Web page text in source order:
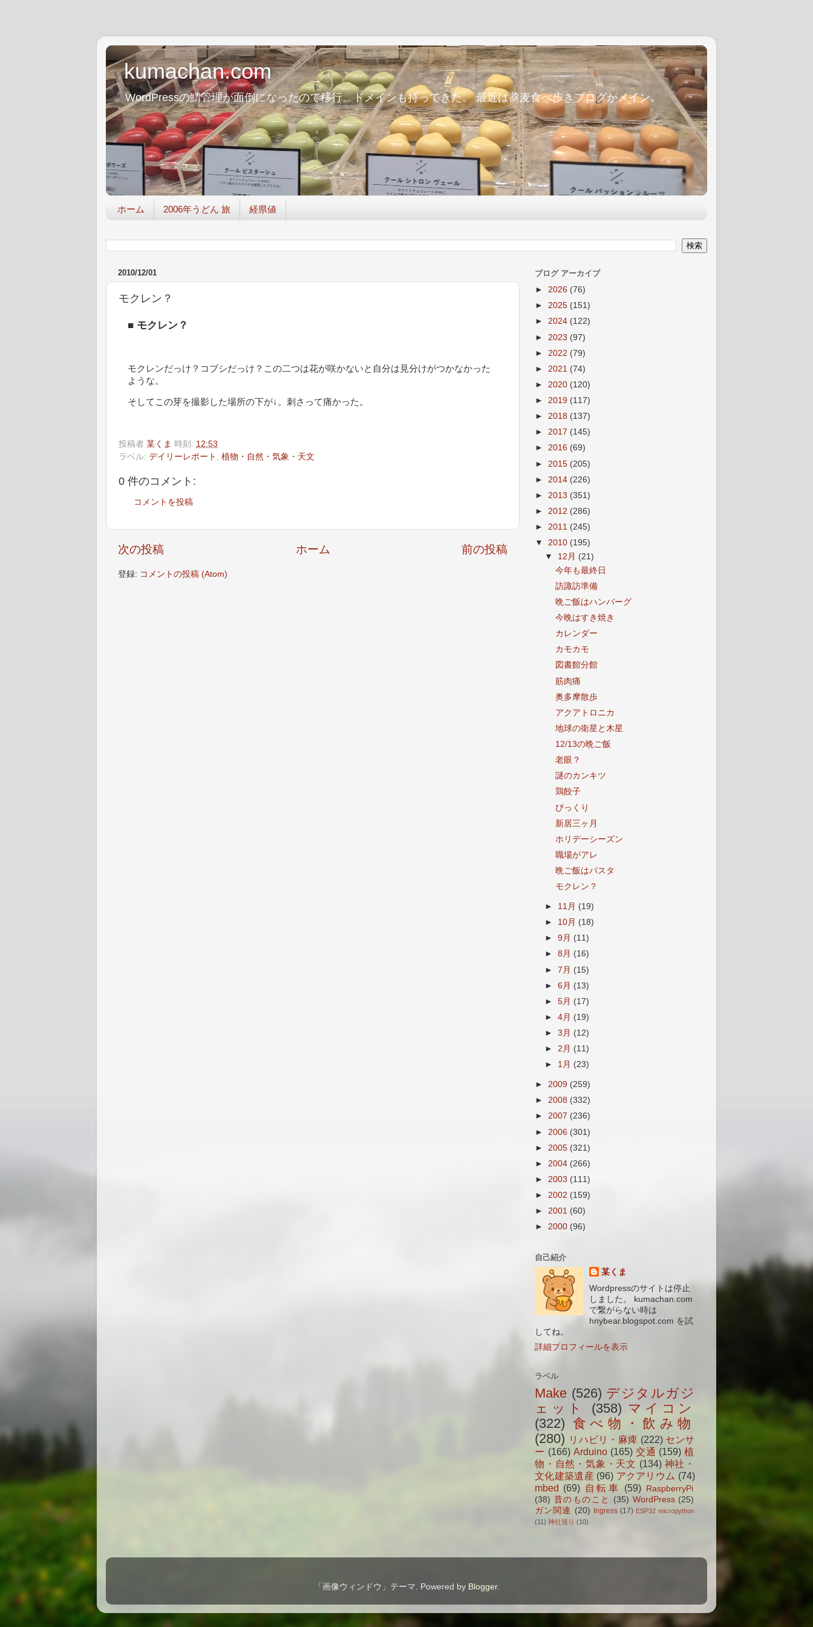
kumachan.com
WordPressの鯖管理が面倒になったので移行。ドメインも持ってきた。 最近は蕎麦食べ歩きブログがメイン。
ホーム 2006年うどん 旅 経県値
2010/12/01
モクレン？
■ モクレン？
モクレンだっけ？コブシだっけ？この二つは花が咲かないと自分は見分けがつかなかった
ような。
そしてこの芽を撮影した場所の下が↓。刺さって痛かった。
投稿者 某くま 時刻: 12:53
ラベル: デイリーレポート , 植物・自然・気象・天文
0 件のコメント:
コメントを投稿
次の投稿 前の投稿
ホーム
登録: コメントの投稿 (Atom)
ブログ アーカイブ
► 2026 (76)
► 2025 (151)
► 2024 (122)
► 2023 (97)
► 2022 (79)
► 2021 (74)
► 2020 (120)
► 2019 (117)
► 2018 (137)
► 2017 (145)
► 2016 (69)
► 2015 (205)
► 2014 (226)
► 2013 (351)
► 2012 (286)
► 2011 (245)
▼ 2010 (195)
▼ 12月 (21)
今年も最終日
訪諏訪準備
晩ご飯はハンバーグ
今晩はすき焼き
カレンダー
カモカモ
図書館分館
筋肉痛
奥多摩散歩
アクアトロニカ
地球の衛星と木星
12/13の晩ご飯
老眼？
謎のカンキツ
鶏餃子
びっくり
新居三ヶ月
ホリデーシーズン
職場がアレ
晩ご飯はパスタ
モクレン？
► 11月 (19)
► 10月 (18)
►9月 (11)
►8月 (16)
►7月 (15)
►6月 (13)
►5月 (17)
►4月 (19)
►3月 (12)
►2月 (11)
► 1月 (23)
► 2009 (259)
► 2008 (332)
► 2007 (236)
► 2006 (301)
► 2005 (321)
► 2004 (266)
► 2003 (111)
► 2002 (159)
► 2001 (60)
► 2000 (96)
自己紹介
某くま
Wordpressのサイトは停止
しました。 kumachan.com
で繋がらない時は
hnybear.blogspot.com を試
してね。
詳細プロフィールを表示
ラベル
Make (526) デジタルガジ
ェット
(358) マイコン
(322) 食べ物・飲み物
(280) リハビリ・麻痺 (222) センサ
ー (166) Arduino (165) 交通 (159) 植
物・自然・気象・天文 (134) 神社・
文化建築遺産 (96) アクアリウム (74)
mbed (69) 自転車 (59)
RaspberryPi
(38) 昔のものこと (35) WordPress (25)
ガン関連 (20) Ingress (17) ESP32 micropython
(11) 神社巡り (10)
「画像ウィンドウ」テーマ. Powered by Blogger.